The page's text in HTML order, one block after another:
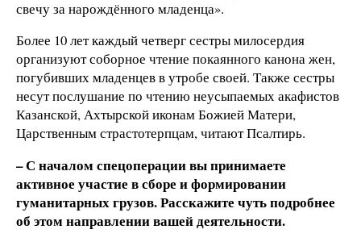
свечу за нарождённого младенца».
Более 10 лет каждый четверг сестры милосердия
организуют соборное чтение покаянного канона жен,
погубивших младенцев в утробе своей. Также сестры
несут послушание по чтению неусыпаемых акафистов
Казанской, Ахтырской иконам Божией Матери,
Царственным страстотерпцам, читают Псалтирь.
– С началом спецоперации вы принимаете
активное участие в сборе и формировании
гуманитарных грузов. Расскажите чуть подробнее
об этом направлении вашей деятельности.